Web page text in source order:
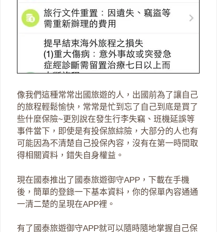
像我們這種常常出國旅遊的人，出國前為了讓自己
的旅程輕鬆愉快，常常是忙到忘了自己到底是買了
些什麼保險~更別說在發生行李失竊、班機延誤等
事件當下，即使是有投保旅綜險，大部分的人也有
可能因為不清楚自己投保內容，沒有在第一時間取
得相關資料，錯失自身權益。
現在國泰推出了國泰旅遊御守APP，下載在手機
後，簡單的登錄一下基本資料，你的保單內容通通
一清二楚的呈現在APP裡。
有了國泰旅遊御守APP就可以隨時隨地掌握自己保